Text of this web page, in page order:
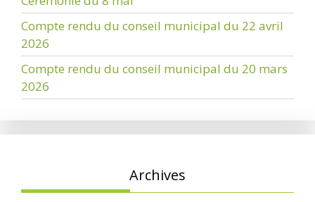
Compte rendu du conseil municipal du 22 avril
2026
Compte rendu du conseil municipal du 20 mars
2026
Archives